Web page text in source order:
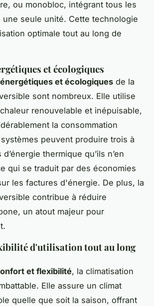
ou monobloc, intégrant tous les
une seule unité. Cette technologie
optimale tout au long de
et écologiques
et écologiques de la
sont nombreux. Elle utilise
renouvelable et inépuisable,
la consommation
peuvent produire trois à
thermique qu’ils n’en
qui se traduit par des économies
les factures d'énergie. De plus, la
contribue à réduire
un atout majeur pour
d'utilisation tout au long
et flexibilité, la climatisation
Elle assure un climat
quelle que soit la saison, offrant